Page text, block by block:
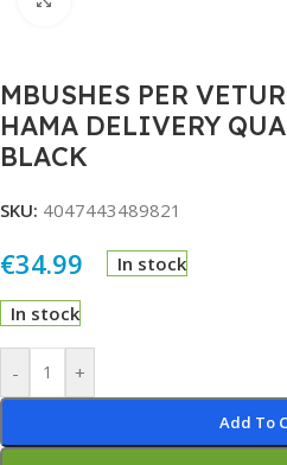
MBUSHES PER
HAMA DELIVERY
BLACK
SKU: 4047443489821
€34.99 In stock
In stock
- +
Add To
Alternative: